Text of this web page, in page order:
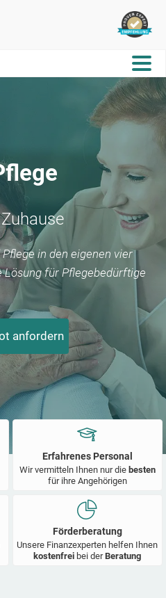
in den eigenen vier
für Pflegebedürftige
anfordern
Erfahrenes Personal
Wir vermitteln Ihnen nur die besten
für ihre Angehörigen
Förderberatung
Unsere Finanzexperten helfen Ihnen
kostenfrei bei derBeratung